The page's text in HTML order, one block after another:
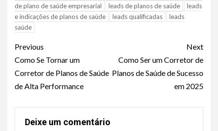
de plano de saúde empresarial
leads de planos de saúde
leads
e indicações de planos de saúde
leads qualificadas
leads
saúde
Continue
Reading
Previous
Como Se Tornar um
Corretor de Planos de Saúde
de Alta Performance
Next
Como Ser um Corretor de
Planos de Saúde de Sucesso
em 2025
Deixe um comentário